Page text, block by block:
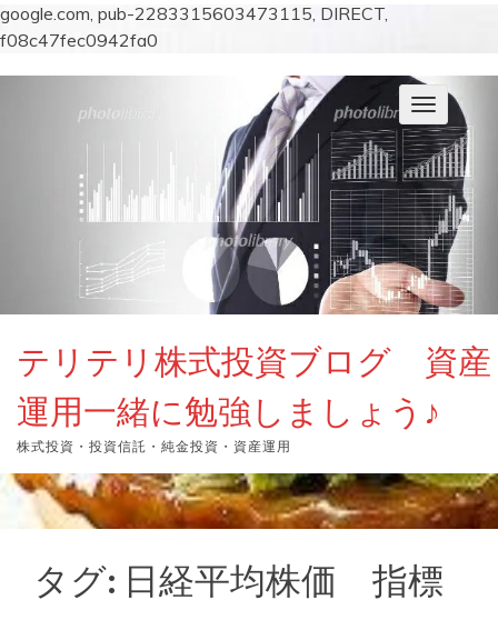
google.com, pub-2283315603473115, DIRECT,
f08c47fec0942fa0
ナ
ビ
ゲ
ー
シ
ョ
ン
を
切
り
替
テリテリ株式投資ブログ 資産
運用一緒に勉強しましょう♪
株式投資・投資信託・純金投資・資産運用
タグ: 日経平均株価 指標